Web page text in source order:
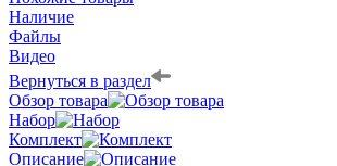
Наличие
Файлы
Видео
Вернуться в раздел
Обзор товара
Набор
Комплект
Описание